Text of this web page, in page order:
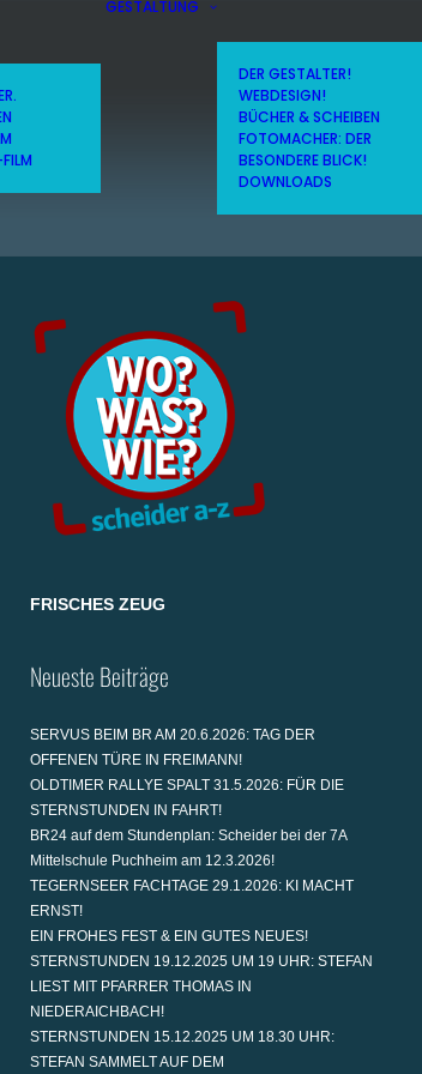
GESTALTUNG
DER GESTALTER!
WEBDESIGN!
BÜCHER & SCHEIBEN
FOTOMACHER: DER
BESONDERE BLICK!
DOWNLOADS
FRISCHES ZEUG
Neueste Beiträge
SERVUS BEIM BR AM 20.6.2026: TAG DER
OFFENEN TÜRE IN FREIMANN!
OLDTIMER RALLYE SPALT 31.5.2026: FÜR DIE
STERNSTUNDEN IN FAHRT!
BR24 auf dem Stundenplan: Scheider bei der 7A
Mittelschule Puchheim am 12.3.2026!
TEGERNSEER FACHTAGE 29.1.2026: KI MACHT
ERNST!
EIN FROHES FEST & EIN GUTES NEUES!
STERNSTUNDEN 19.12.2025 UM 19 UHR: STEFAN
LIEST MIT PFARRER THOMAS IN
NIEDERAICHBACH!
STERNSTUNDEN 15.12.2025 UM 18.30 UHR:
STEFAN SAMMELT AUF DEM